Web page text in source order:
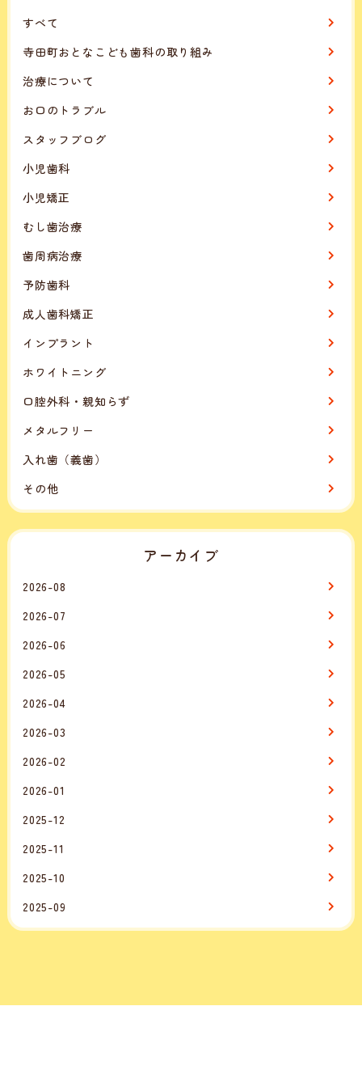
すべて
寺田町おとなこども歯科の取り組み
治療について
お口のトラブル
スタッフブログ
小児歯科
小児矯正
むし歯治療
歯周病治療
予防歯科
成人歯科矯正
インプラント
ホワイトニング
口腔外科・親知らず
メタルフリー
入れ歯（義歯）
その他
アーカイブ
2026-08
2026-07
2026-06
2026-05
2026-04
2026-03
2026-02
2026-01
2025-12
2025-11
2025-10
2025-09